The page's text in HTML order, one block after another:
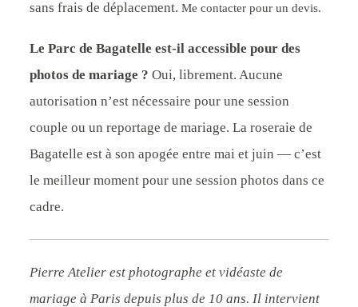
sans frais de déplacement.Me contacter pour un devis.
Le Parc de Bagatelle est-il accessible pour des
photos de mariage ? Oui, librement. Aucune
autorisation n’est nécessaire pour une session
couple ou un reportage de mariage. La roseraie de
Bagatelle est à son apogée entre mai et juin — c’est
le meilleur moment pour une session photos dans ce
cadre.
Pierre Atelier est photographe et vidéaste de
mariage à Paris depuis plus de 10 ans. Il intervient